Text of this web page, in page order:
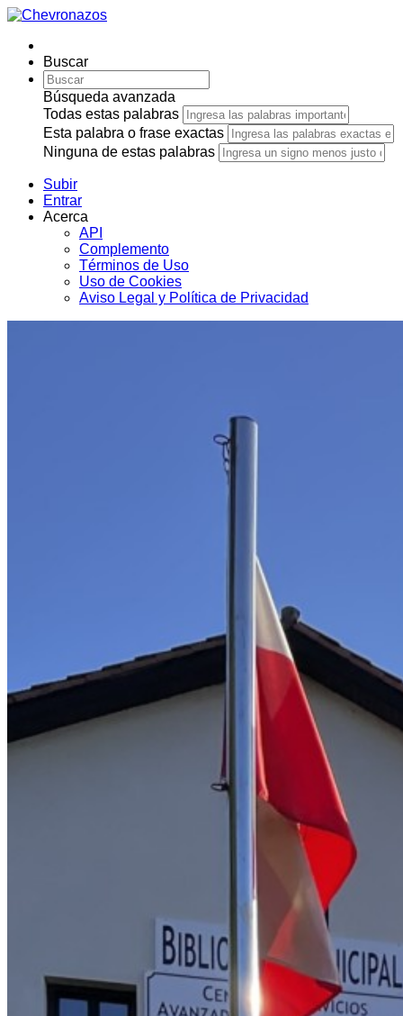
Buscar
Búsqueda avanzada
Todas estas palabras
Esta palabra o frase exactas
Ninguna de estas palabras
Subir
Entrar
Acerca
API
Complemento
Términos de Uso
Uso de Cookies
Aviso Legal y Política de Privacidad